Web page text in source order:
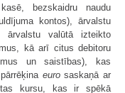
bezskaidru naudu
kontos), ārvalstu
ārvalstu valūtā izteikto
kā arī citus debitoru
un saistības), kas
eurosaskaņā ar
kursu, kas ir spēkā